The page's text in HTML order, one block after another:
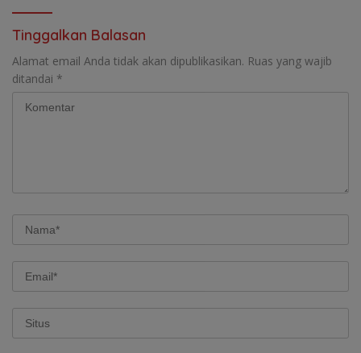
Tinggalkan Balasan
Alamat email Anda tidak akan dipublikasikan. Ruas yang wajib
ditandai *